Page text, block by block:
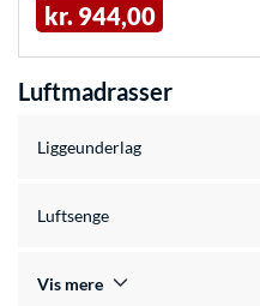
kr. 944,00
Luftmadrasser
Liggeunderlag
Luftsenge
Vis mere